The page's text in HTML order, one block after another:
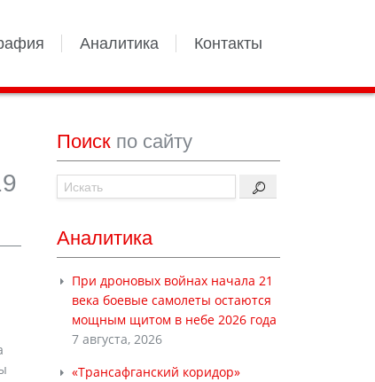
Аналитика Контакты
Поиск по сайту
Аналитика
При дроновых войнах начала 21
века боевые самолеты остаются
мощным щитом в небе 2026 года
7 августа, 2026
«Трансафганский коридор»